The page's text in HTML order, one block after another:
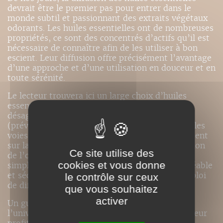
devrait être le premier pas pour entrer dans le
monde subtil et passionnant des extraits végétaux
odorants. Les huiles essentielles ont de nombreuses
propriétés, ce sont des concentrés d’actifs qu’il est
nécessaire de connaître afin de les utiliser à bon
escient. Leur diffusion offre précisément l’avantage
d’une approche et d’une utilisation en douceur et en
toute sérénité.
Le lecteur trouvera ici un large choix d’huiles
essentielles qui neutralisent des odeurs
désagréables, assainissent une atmosphère
(prévention de maladies infectieuses), traitent les
voies respiratoires lors d’une infection ou agissent
sur la sphère psycho-émotionnelle. La conception
de l’ouvrage, avec des tableaux et des fiches
simples à consulter, permet un usage aisé, agréable
et sécurisé des huiles essentielles grâce à l’emploi
de diffuseurs.
Un guide avant tout pratique pour découvrir
l’univers des huiles essentielles et tirer le meilleur
Ce site utilise des
cookies et vous donne
le contrôle sur ceux
que vous souhaitez
activer